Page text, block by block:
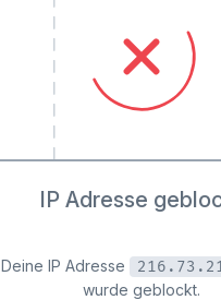
IP Adresse
Deine IP Adresse
wurde geblockt.